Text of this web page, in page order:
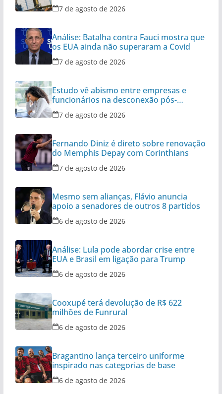
7 de agosto de 2026
Análise: Batalha contra Fauci mostra que
os EUA ainda não superaram a Covid
7 de agosto de 2026
Estudo vê abismo entre empresas e
funcionários na desconexão pós-
expediente
7 de agosto de 2026
Fernando Diniz é direto sobre renovação
do Memphis Depay com Corinthians
7 de agosto de 2026
Mesmo sem alianças, Flávio anuncia
apoio a senadores de outros 8 partidos
6 de agosto de 2026
Análise: Lula pode abordar crise entre
EUA e Brasil em ligação para Trump
6 de agosto de 2026
Cooxupé terá devolução de R$ 622
milhões de Funrural
6 de agosto de 2026
Bragantino lança terceiro uniforme
inspirado nas categorias de base
6 de agosto de 2026